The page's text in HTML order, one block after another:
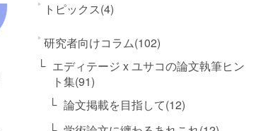
トピックス(4)
研究者向けコラム(102)
エディテージ x ユサコの論文執筆ヒン
ト集(91)
論文掲載を目指して(12)